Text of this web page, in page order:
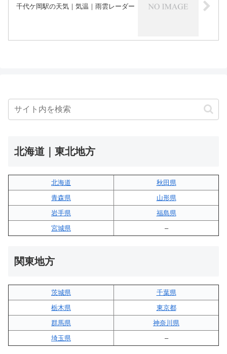
千代ケ岡駅の天気｜気温｜雨雲レーダー
北海道｜東北地方
北海道
秋田県
青森県
山形県
岩手県
福島県
宮城県
–
関東地方
茨城県
千葉県
栃木県
東京都
群馬県
神奈川県
埼玉県
–